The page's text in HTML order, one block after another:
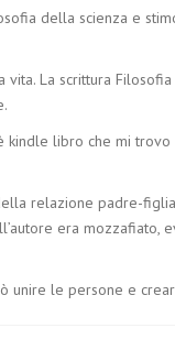
della scienza e
La scrittura
libro che mi
relazione padre-
era mozzafiato,
unire le persone e